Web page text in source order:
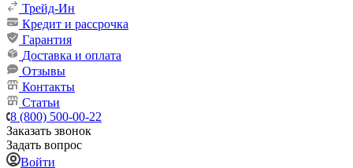
Трейд-Ин
Кредит и рассрочка
Гарантия
Доставка и оплата
Отзывы
Контакты
Статьи
8 (800) 500-00-22
Заказать звонок
Задать вопрос
Войти